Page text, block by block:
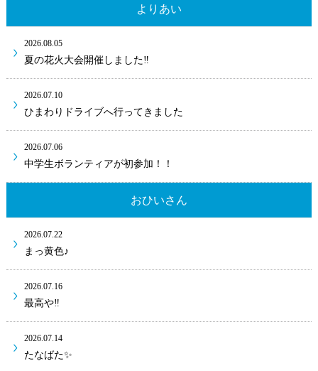
よりあい
2026.08.05
夏の花火大会開催しました‼
2026.07.10
ひまわりドライブへ行ってきました
2026.07.06
中学生ボランティアが初参加！！
おひいさん
2026.07.22
まっ黄色♪
2026.07.16
最高や‼
2026.07.14
たなばた✨